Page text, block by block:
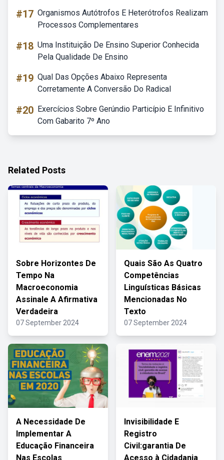
#17 Organismos Autótrofos E Heterótrofos Realizam
Processos Complementares
#18 Uma Instituição De Ensino Superior Conhecida
Pela Qualidade De Ensino
#19 Qual Das Opções Abaixo Representa
Corretamente A Conversão Do Radical
#20 Exercícios Sobre Gerúndio Particípio E Infinitivo
Com Gabarito 7º Ano
Related Posts
Sobre Horizontes De
Tempo Na
Macroeconomia
Assinale A Afirmativa
Verdadeira
07 September 2024
Quais São As Quatro
Competências
Linguísticas Básicas
Mencionadas No
Texto
07 September 2024
A Necessidade De
Implementar A
Educação Financeira
Nas Escolas
Invisibilidade E
Registro
Civil:garantia De
Acesso à Cidadania